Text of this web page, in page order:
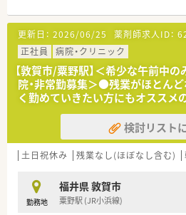
更新日： 2026/06/25 薬剤師求人ID：
正社員
病院・クリニック
【敦賀市/粟野駅】＜希少な午前中
院・非常勤募集＞●残業がほとん
く勤めていきたい方にもオススメ
検討リスト
土日祝休み 残業なし(ほぼなし含む)
勤務地
福井県 敦賀市
粟野駅 (JR小浜線)